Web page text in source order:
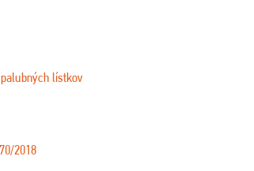
lístkov
2018